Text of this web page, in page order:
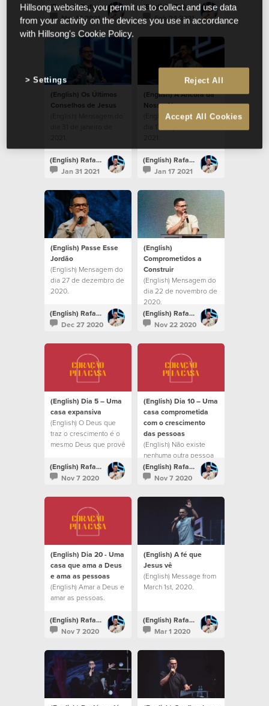
(English) Rafael Bitencourt
Mar 14 2021
(English) Rafael Bitencourt
Feb 24 2021
(English) Os Últimos
Conselhos de Jesus
(English) Mensagem do
2021.
(English) Rafael Bitencourt
Jan 31 2021
(English) A Âncora da
Nossa Alma
(English) Mensagem do
2021.
(English) Rafael Bitencourt
Jan 17 2021
(English) Passe Esse
Jordão
(English) Mensagem do
dia 27 de dezembro de
2020.
(English) Rafael Bitencourt
Dec 27 2020
(English)
Comprometidos a
Construir
(English) Mensagem do
dia 22 de novembro de
2020.
(English) Rafael Bitencourt
Nov 22 2020
(English) Dia 5 – Uma
casa expansiva
(English) O Deus que
traz o crescimento é o
mesmo Deus que provê
milagrosamente.
(English) Rafael Bitencourt
Nov 7 2020
(English) Dia 10 – Uma
casa comprometida
com o crescimento
das pessoas
(English) Não existe
nenhuma outra pessoa
no mundo que tenha o
potencial que você tem.
(English) Rafael Bitencourt
Nov 7 2020
(English) Dia 20 - Uma
casa que ama a Deus
e ama as pessoas
(English) Amar a Deus e
amar as pessoas.
(English) Rafael Bitencourt
Nov 7 2020
(English) A fé que
Jesus vê
(English) Message from
March 1st, 2020.
(English) Rafael Bitencourt
Mar 1 2020
Hillsong websites, you permit us to collect and use data
from your activity on the devices you use in accordance
with Hillsong's Cookie Policy.
Reject All
Accept All Cookies
Settings